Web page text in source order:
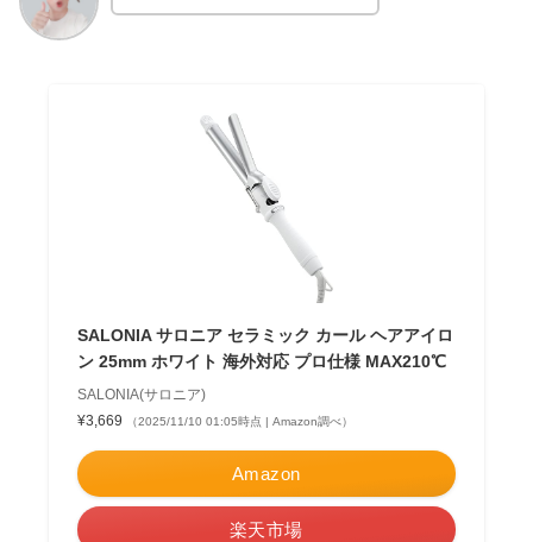
SALONIA サロニア セラミック カール ヘアアイロ
ン 25mm ホワイト 海外対応 プロ仕様 MAX210℃
SALONIA(サロニア)
¥3,669
（2025/11/10 01:05時点 | Amazon調べ）
Amazon
楽天市場